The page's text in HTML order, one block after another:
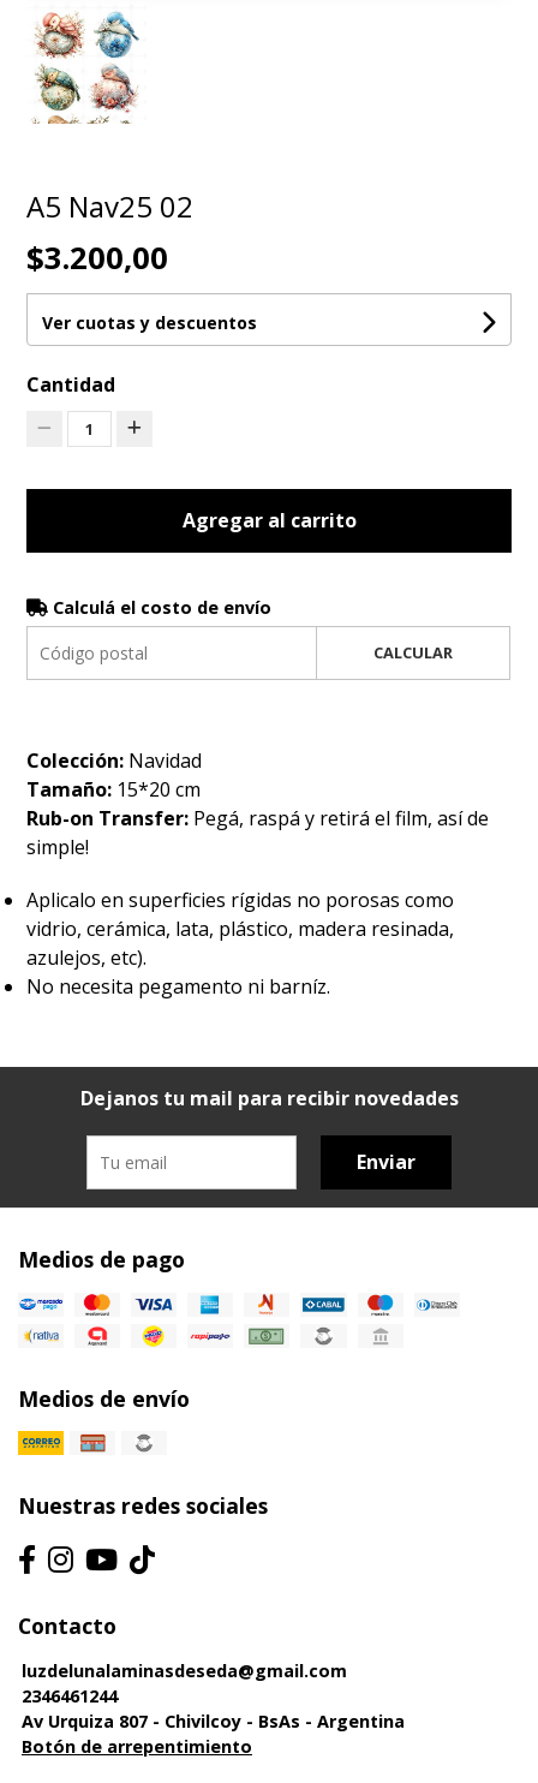
A5 Nav25 02
$3.200,00
Ver cuotas y descuentos
Cantidad
1
Agregar al carrito
Calculá el costo de envío
CALCULAR
Colección: Navidad
Tamaño: 15*20 cm
Rub-on Transfer: Pegá, raspá y retirá el film, así de
simple!
Aplicalo en superficies rígidas no porosas como
vidrio, cerámica, lata, plástico, madera resinada,
azulejos, etc).
No necesita pegamento ni barníz.
Dejanos tu mail para recibir novedades
Enviar
Medios de pago
Medios de envío
Nuestras redes sociales
Contacto
luzdelunalaminasdeseda@gmail.com
2346461244
Av Urquiza 807 - Chivilcoy - BsAs - Argentina
Botón de arrepentimiento